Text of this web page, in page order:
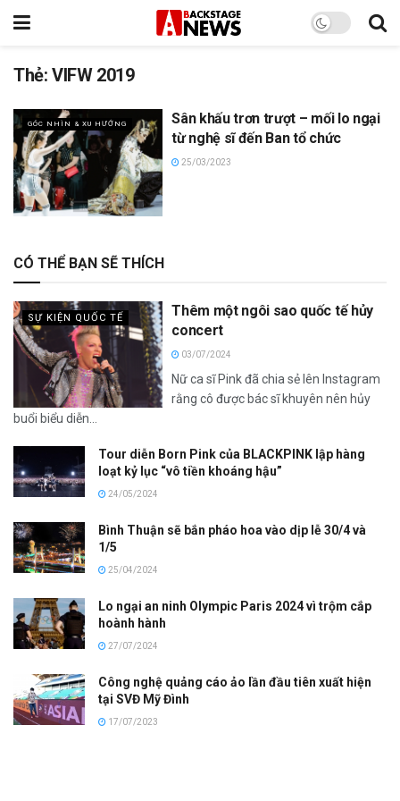
Thẻ:VIFW 2019
GÓC NHÌN & XU HƯỚNG
Sân khấu trơn trượt – mối lo ngại
từ nghệ sĩ đến Ban tổ chức
25/03/2023
CÓ THỂ BẠN SẼ THÍCH
SỰ KIỆN QUỐC TẾ
Thêm một ngôi sao quốc tế hủy
concert
03/07/2024
Nữ ca sĩ Pink đã chia sẻ lên Instagram
rằng cô được bác sĩ khuyên nên hủy
buổi biểu diễn...
Tour diễn Born Pink của BLACKPINK lập hàng
loạt kỷ lục “vô tiền khoáng hậu”
24/05/2024
Bình Thuận sẽ bắn pháo hoa vào dịp lễ 30/4 và
1/5
25/04/2024
Lo ngại an ninh Olympic Paris 2024 vì trộm cắp
hoành hành
27/07/2024
Công nghệ quảng cáo ảo lần đầu tiên xuất hiện
tại SVĐ Mỹ Đình
17/07/2023